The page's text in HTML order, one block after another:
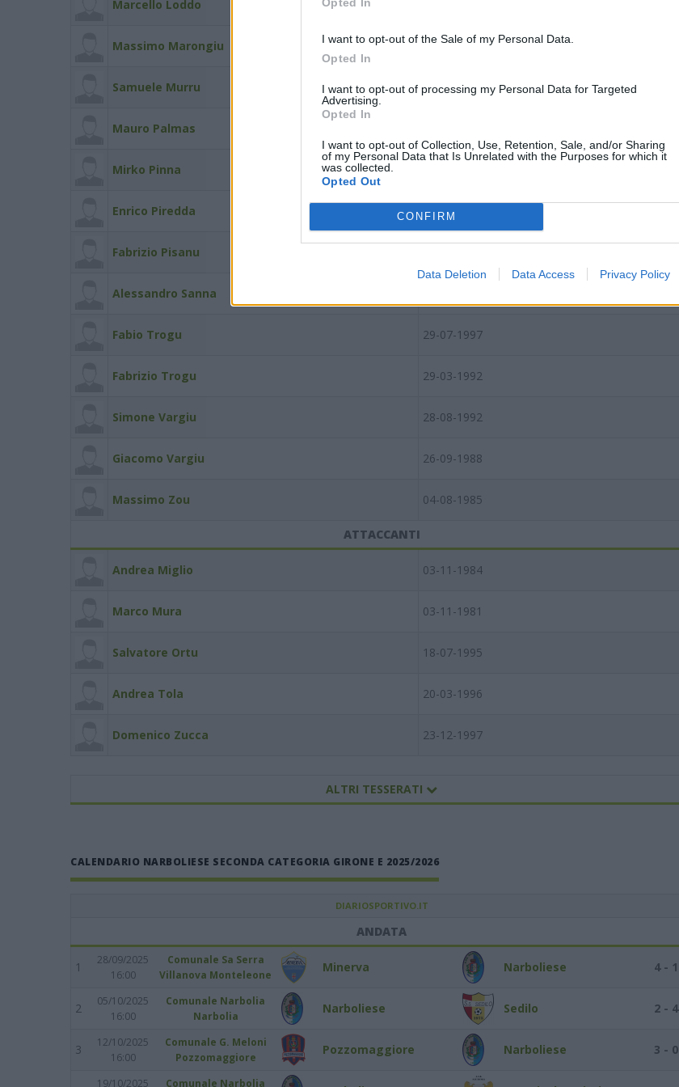
I want to opt-out of the Sale of my Personal Data.
Opted In
I want to opt-out of processing my Personal Data for Targeted
Advertising.
Opted In
I want to opt-out of Collection, Use, Retention, Sale, and/or Sharing
of my Personal Data that Is Unrelated with the Purposes for which it
was collected.
Opted Out
CONFIRM
Data Deletion Data Access Privacy Policy
Marcello Loddo
Massimo Marongiu 09-09-1994
Samuele Murru 09-06-1998
Mauro Palmas
Mirko Pinna
Enrico Piredda 12-01-1987
Fabrizio Pisanu
Alessandro Sanna
Fabio Trogu 29-07-1997
Fabrizio Trogu 29-03-1992
Simone Vargiu 28-08-1992
Giacomo Vargiu 26-09-1988
Massimo Zou 04-08-1985
ATTACCANTI
Andrea Miglio 03-11-1984
Marco Mura 03-11-1981
Salvatore Ortu 18-07-1995
Andrea Tola 20-03-1996
Domenico Zucca 23-12-1997
ALTRI TESSERATI
CALENDARIO NARBOLIESE SECONDA CATEGORIA GIRONE E 2025/2026
DIARIOSPORTIVO.IT
ANDATA
1
28/09/2025
16:00
Comunale Sa Serra
Villanova Monteleone
Minerva Narboliese 4 - 1
2
05/10/2025
16:00
Comunale Narbolia
Narbolia
Narboliese Sedilo 2 - 4
3
12/10/2025
16:00
Comunale G. Meloni
Pozzomaggiore
Pozzomaggiore Narboliese 3 - 0
19/10/2025 Comunale Narbolia